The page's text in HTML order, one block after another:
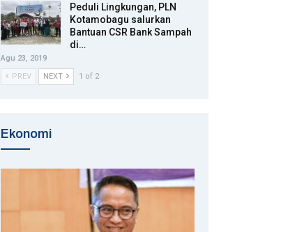
Peduli Lingkungan, PLN
Kotamobagu salurkan
Bantuan CSR Bank Sampah
di…
Agu 23, 2019
PREV
NEXT 1 of 2
Ekonomi